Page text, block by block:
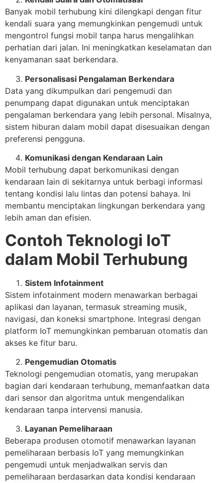
Banyak mobil terhubung kini dilengkapi dengan fitur
kendali suara yang memungkinkan pengemudi untuk
mengontrol fungsi mobil tanpa harus mengalihkan
perhatian dari jalan. Ini meningkatkan keselamatan dan
kenyamanan saat berkendara.
Personalisasi Pengalaman Berkendara
Data yang dikumpulkan dari pengemudi dan
penumpang dapat digunakan untuk menciptakan
pengalaman berkendara yang lebih personal. Misalnya,
sistem hiburan dalam mobil dapat disesuaikan dengan
preferensi pengguna.
Komunikasi dengan Kendaraan Lain
Mobil terhubung dapat berkomunikasi dengan
kendaraan lain di sekitarnya untuk berbagi informasi
tentang kondisi lalu lintas dan potensi bahaya. Ini
membantu menciptakan lingkungan berkendara yang
lebih aman dan efisien.
Contoh Teknologi IoT
dalam Mobil Terhubung
Sistem Infotainment
Sistem infotainment modern menawarkan berbagai
aplikasi dan layanan, termasuk streaming musik,
navigasi, dan koneksi smartphone. Integrasi dengan
platform IoT memungkinkan pembaruan otomatis dan
akses ke fitur baru.
Pengemudian Otomatis
Teknologi pengemudian otomatis, yang merupakan
bagian dari kendaraan terhubung, memanfaatkan data
dari sensor dan algoritma untuk mengendalikan
kendaraan tanpa intervensi manusia.
Layanan Pemeliharaan
Beberapa produsen otomotif menawarkan layanan
pemeliharaan berbasis IoT yang memungkinkan
pengemudi untuk menjadwalkan servis dan
pemeliharaan berdasarkan data kondisi kendaraan